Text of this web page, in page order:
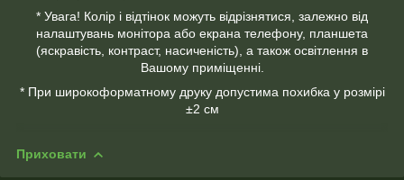
* Увага! Колір і відтінок можуть відрізнятися, залежно від
налаштувань монітора або екрана телефону, планшета
(яскравість, контраст, насиченість), а також освітлення в
Вашому приміщенні.
* При широкоформатному друку допустима похибка у розмірі
±2 см
Приховати